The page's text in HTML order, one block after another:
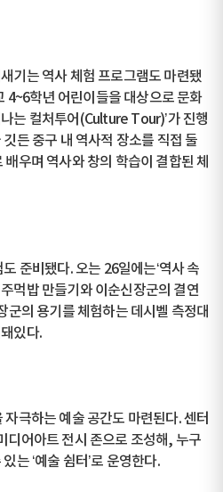
기는 역사 체험 프로그램도 마련됐
4~6학년 어린이들을 대상으로 문화
는 컬처투어(Culture Tour)’가 진행
든 중구 내 역사적 장소를 직접 둘
우며 역사와 창의 학습이 결합된 체
준비됐다. 오는 26일에는‘역사 속
먹밥 만들기와 이순신장군의 결연
군의 용기를 체험하는 데시벨 측정대
있다.
극하는 예술 공간도 마련된다. 센터
디어아트 전시 존으로 조성해, 누구
는 ‘예술 쉼터’로 운영한다.